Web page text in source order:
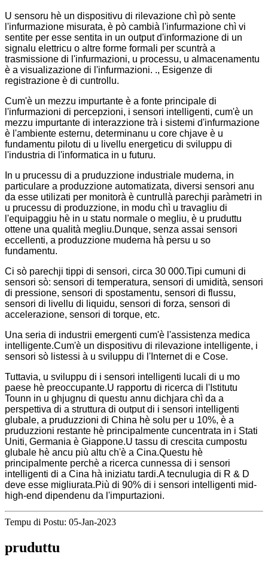
U sensoru hè un dispositivu di rilevazione chì pò sente
l'infurmazione misurata, è pò cambià l'infurmazione chì vi
sentite per esse sentita in un output d'informazione di un
signalu elettricu o altre forme formali per scuntrà a
trasmissione di l'infurmazioni, u processu, u almacenamentu
è a visualizazione di l'infurmazioni. ., Esigenze di
registrazione è di cuntrollu.
Cum'è un mezzu impurtante è a fonte principale di
l'infurmazioni di percepzioni, i sensori intelligenti, cum'è un
mezzu impurtante di interazzione trà i sistemi d'infurmazione
è l'ambiente esternu, determinanu u core chjave è u
fundamentu pilotu di u livellu energeticu di sviluppu di
l'industria di l'informatica in u futuru.
In u prucessu di a pruduzzione industriale muderna, in
particulare a produzzione automatizata, diversi sensori anu
da esse utilizati per monitorà è cuntrullà parechji paràmetri in
u prucessu di produzzione, in modu chì u travagliu di
l'equipaggiu hè in u statu normale o megliu, è u pruduttu
ottene una qualità megliu.Dunque, senza assai sensori
eccellenti, a produzzione muderna hà persu u so
fundamentu.
Ci sò parechji tippi di sensori, circa 30 000.Tipi cumuni di
sensori sò: sensori di temperatura, sensori di umidità, sensori
di pressione, sensori di spostamentu, sensori di flussu,
sensori di livellu di liquidu, sensori di forza, sensori di
accelerazione, sensori di torque, etc.
Una seria di industrii emergenti cum'è l'assistenza medica
intelligente.Cum'è un dispositivu di rilevazione intelligente, i
sensori sò listessi à u sviluppu di l'Internet di e Cose.
Tuttavia, u sviluppu di i sensori intelligenti lucali di u mo
paese hè preoccupante.U rapportu di ricerca di l'Istitutu
Tounn in u ghjugnu di questu annu dichjara chì da a
perspettiva di a struttura di output di i sensori intelligenti
glubale, a pruduzzioni di China hè solu per u 10%, è a
pruduzzioni restante hè principalmente cuncentrata in i Stati
Uniti, Germania è Giappone.U tassu di crescita cumpostu
glubale hè ancu più altu ch'è a Cina.Questu hè
principalmente perchè a ricerca cunnessa di i sensori
intelligenti di a Cina hà iniziatu tardi.A tecnulugia di R & D
deve esse migliurata.Più di 90% di i sensori intelligenti mid-
high-end dipendenu da l'impurtazioni.
Tempu di Postu: 05-Jan-2023
pruduttu